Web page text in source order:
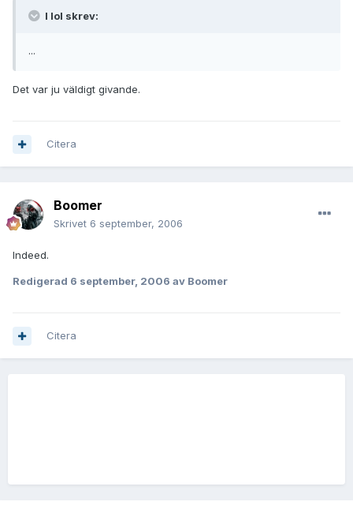
I lol skrev:
...
Det var ju väldigt givande.
Citera
Boomer
Skrivet 6 september, 2006
Indeed.
Redigerad 6 september, 2006 av Boomer
Citera